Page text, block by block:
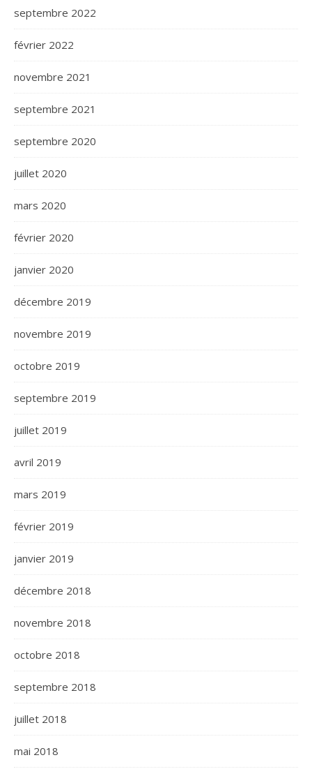
septembre 2022
février 2022
novembre 2021
septembre 2021
septembre 2020
juillet 2020
mars 2020
février 2020
janvier 2020
décembre 2019
novembre 2019
octobre 2019
septembre 2019
juillet 2019
avril 2019
mars 2019
février 2019
janvier 2019
décembre 2018
novembre 2018
octobre 2018
septembre 2018
juillet 2018
mai 2018